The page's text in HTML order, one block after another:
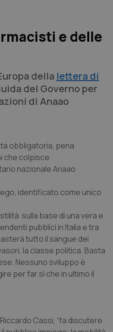
e delle
della lettera di
del Governo per
di Anaao
obbligatoria, pena
che colpisce
nazionale Anaao
identificato come unico
sulla base di una vera e
pubblici in Italia e tra
tutto il sangue dei
la classe politica. Basta
Nessuno sviluppo è
per far sì che in ultimo il
Cassi, “fa discutere